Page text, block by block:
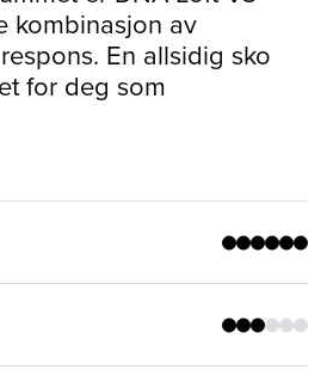
kombinasjon av
En allsidig sko
for deg som